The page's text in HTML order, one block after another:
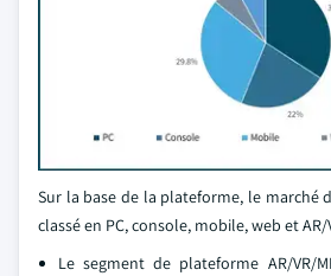
Sur la base de la plateforme, le marché
classé en PC, console, mobile, web et AR/
Le segment de plateforme AR/VR/